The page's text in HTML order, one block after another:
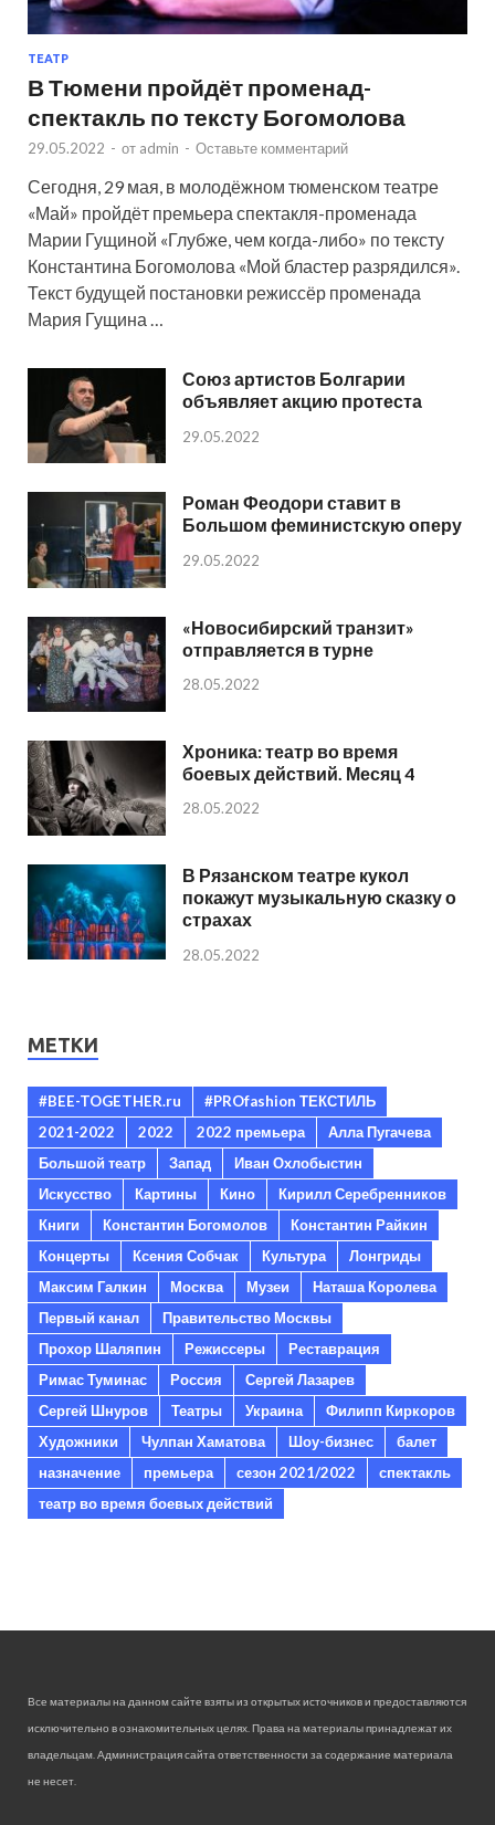
ТЕАТР
В Тюмени пройдёт променад-
спектакль по тексту Богомолова
29.05.2022 - от admin - Оставьте комментарий
Сегодня, 29 мая, в молодёжном тюменском театре
«Май» пройдёт премьера спектакля-променада
Марии Гущиной «Глубже, чем когда-либо» по тексту
Константина Богомолова «Мой бластер разрядился».
Текст будущей постановки режиссёр променада
Мария Гущина …
Союз артистов Болгарии
объявляет акцию протеста
29.05.2022
Роман Феодори ставит в
Большом феминистскую оперу
29.05.2022
«Новосибирский транзит»
отправляется в турне
28.05.2022
Хроника: театр во время
боевых действий. Месяц 4
28.05.2022
В Рязанском театре кукол
покажут музыкальную сказку о
страхах
28.05.2022
МЕТКИ
#BEE-TOGETHER.ru
#PROfashion ТЕКСТИЛЬ
2021-2022
2022 2022 премьера
Алла Пугачева
Большой театр
Запад
Иван Охлобыстин
Искусство
Картины Кино
Кирилл Серебренников
Книги
Константин Богомолов
Константин Райкин
Концерты
Ксения Собчак Культура
Лонгриды
Максим Галкин
Москва Музеи
Наташа Королева
Первый канал
Правительство Москвы
Прохор Шаляпин
Режиссеры
Реставрация
Римас Туминас
Россия
Сергей Лазарев
Сергей Шнуров
Театры Украина
Филипп Киркоров
Художники
Чулпан Хаматова Шоу-бизнес
балет
назначение
премьера сезон 2021/2022
спектакль
театр во время боевых действий
Все материалы на данном сайте взяты из открытых источников и предоставляются
исключительно в ознакомительных целях. Права на материалы принадлежат их
владельцам. Администрация сайта ответственности за содержание материала
не несет.